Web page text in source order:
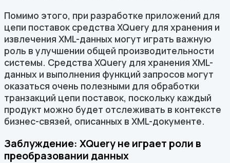
Помимо этого, при разработке приложений для
цепи поставок средства XQuery для хранения и
извлечения XML-данных могут играть важную
роль в улучшении общей производительности
системы. Средства XQuery для хранения XML-
данных и выполнения функций запросов могут
оказаться очень полезными для обработки
транзакций цепи поставок, поскольку каждый
продукт можно будет отслеживать в контексте
бизнес-связей, описанных в XML-документе.
Заблуждение: XQuery не играет роли в
преобразовании данных